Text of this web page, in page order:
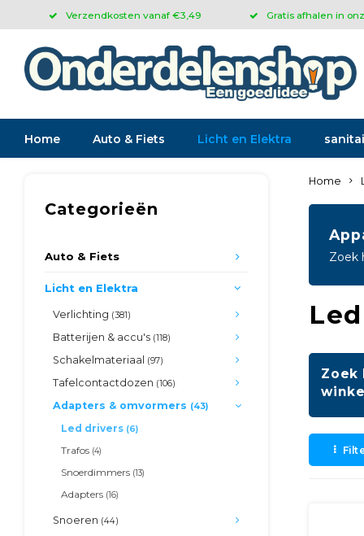
Verzendkosten vanaf €3,49 Gratis afhalen in
Home Auto & Fiets Licht en Elektra
Categorieën
Auto & Fiets
Licht en Elektra
Verlichting (381)
Batterijen & accu's (118)
Schakelmateriaal (97)
Tafelcontactdozen (106)
Adapters & omvormers (43)
Led drivers (6)
Trafos (4)
Snoerdimmers (13)
Adapters (16)
Snoeren (44)
Home
Zoek
Zoek